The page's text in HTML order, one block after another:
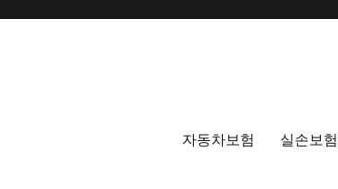
자동차보험 실손보험